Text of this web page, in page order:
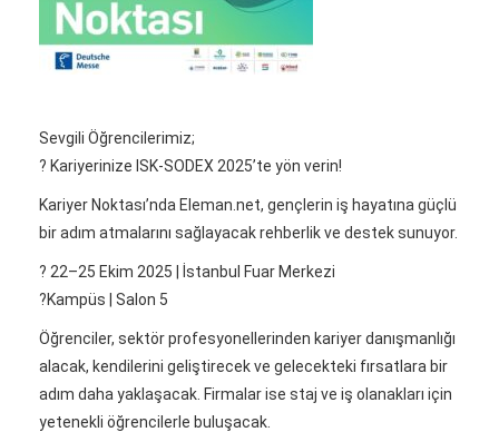
Sevgili Öğrencilerimiz;
? Kariyerinize ISK-SODEX 2025’te yön verin!
Kariyer Noktası’nda Eleman.net, gençlerin iş hayatına güçlü
bir adım atmalarını sağlayacak rehberlik ve destek sunuyor.
?️ 22–25 Ekim 2025 | İstanbul Fuar Merkezi
?Kampüs | Salon 5
Öğrenciler, sektör profesyonellerinden kariyer danışmanlığı
alacak, kendilerini geliştirecek ve gelecekteki fırsatlara bir
adım daha yaklaşacak. Firmalar ise staj ve iş olanakları için
yetenekli öğrencilerle buluşacak.